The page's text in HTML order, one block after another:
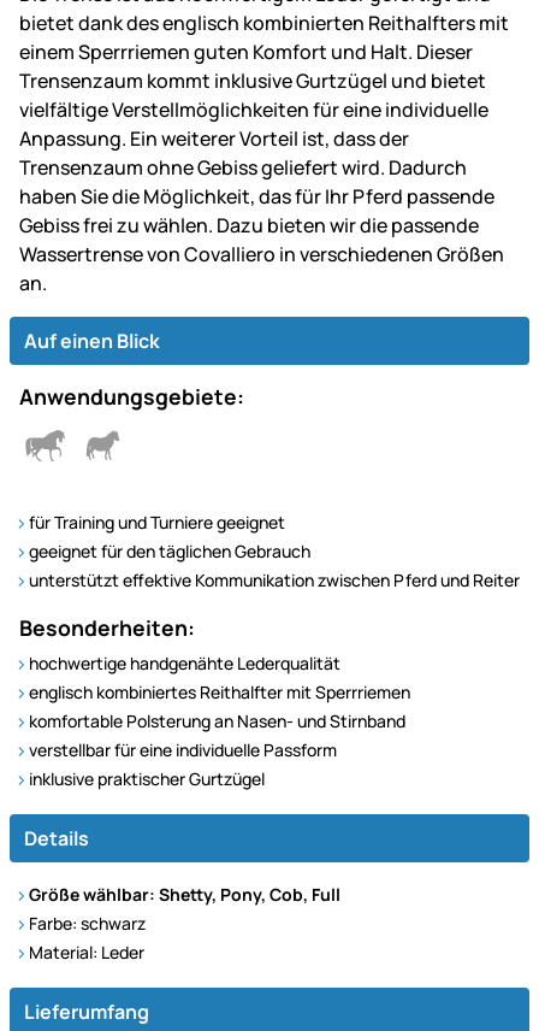
bietet dank des englisch kombinierten Reithalfters mit
einem Sperrriemen guten Komfort und Halt. Dieser
Trensenzaum kommt inklusive Gurtzügel und bietet
vielfältige Verstellmöglichkeiten für eine individuelle
Anpassung. Ein weiterer Vorteil ist, dass der
Trensenzaum ohne Gebiss geliefert wird. Dadurch
haben Sie die Möglichkeit, das für Ihr Pferd passende
Gebiss frei zu wählen. Dazu bieten wir die passende
Wassertrense von Covalliero in verschiedenen Größen
an.
Auf einen Blick
Anwendungsgebiete:
für Training und Turniere geeignet
geeignet für den täglichen Gebrauch
unterstützt effektive Kommunikation zwischen Pferd und Reiter
Besonderheiten:
hochwertige handgenähte Lederqualität
englisch kombiniertes Reithalfter mit Sperrriemen
komfortable Polsterung an Nasen- und Stirnband
verstellbar für eine individuelle Passform
inklusive praktischer Gurtzügel
Details
Größe wählbar: Shetty, Pony, Cob, Full
Farbe: schwarz
Material: Leder
Lieferumfang